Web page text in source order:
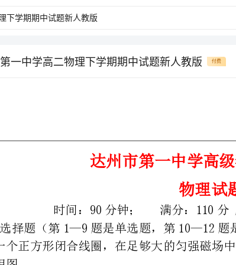
一中学高二物理下学期期中试题新人教版 付费
时间：90分钟；满分：110分所有答案都写在答卷上。
一．选择题（第1—9题是单选题，第10—12题是双选题，每题４分，共48分）
１.一个正方形闭合线圈，在足够大的匀强磁场中运动，能产生感应电流的是：（）
2.如图2所示，电感线圈L的自感系数足够大，其直流电阻忽略不计，L、L是两个相同
的灯泡，且在下列实验中不会烧毁，电阻R阻值约等于R两倍大，则()
LA R1